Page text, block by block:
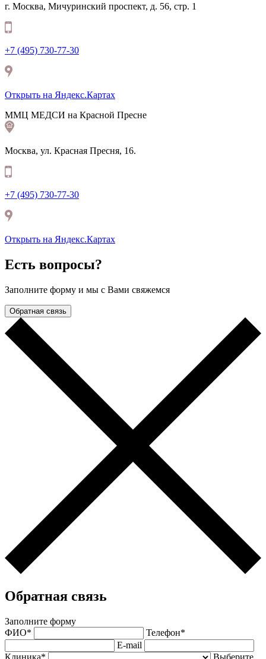
г. Москва, Мичуринский проспект, д. 56, стр. 1
+7 (495) 730-77-30
Открыть на Яндекс.Картax
ММЦ МЕДСИ на Красной Пресне
Москва, ул. Красная Пресня, 16.
+7 (495) 730-77-30
Открыть на Яндекс.Картax
Есть вопросы?
Заполните форму и мы с Вами свяжемся
Обратная связь
Обратная связь
Заполните форму
ФИО*
Телефон*
E-mail
Клиника*
Выберите